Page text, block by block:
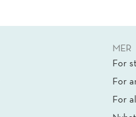
MER
For
For
For